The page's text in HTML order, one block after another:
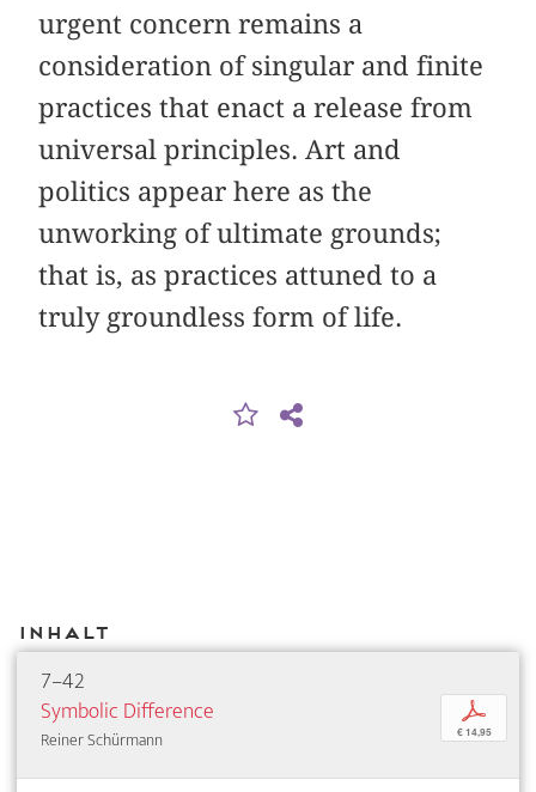
urgent concern remains a
consideration of singular and finite
practices that enact a release from
universal principles. Art and
politics appear here as the
unworking of ultimate grounds;
that is, as practices attuned to a
truly groundless form of life.
Inhalt
7–42
Symbolic Difference
Reiner Schürmann
p
€ 14,95